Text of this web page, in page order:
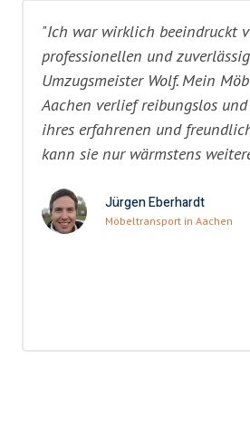
"Ich war wirklich beeindruckt
professionellen und
Umzugsmeister Wolf. Mein
Aachen verlief reibungslos
ihres erfahrenen und
kann sie nur wärmstens
Jürgen Eberhardt
Möbeltransport in Aachen